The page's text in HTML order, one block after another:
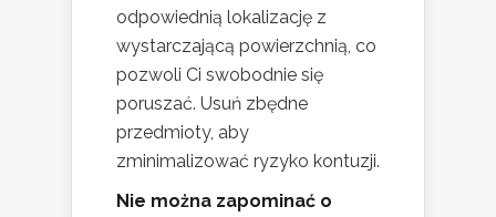
odpowiednią lokalizację z
wystarczającą powierzchnią, co
pozwoli Ci swobodnie się
poruszać. Usuń zbędne
przedmioty, aby
zminimalizować ryzyko kontuzji.
Nie można zapominać o